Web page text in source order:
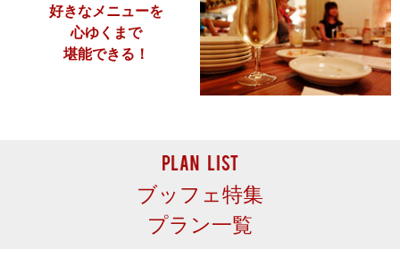
好きなメニューを
心ゆくまで
堪能できる！
ブッフェ特集
プラン一覧